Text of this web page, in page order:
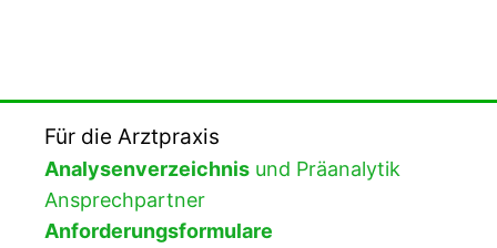
Für die Arztpraxis
Analysenverzeichnis und Präanalytik
Ansprechpartner
Anforderungsformulare